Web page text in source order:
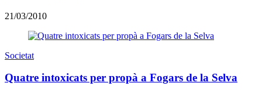
21/03/2010
Societat
Quatre intoxicats per propà a Fogars de la Selva